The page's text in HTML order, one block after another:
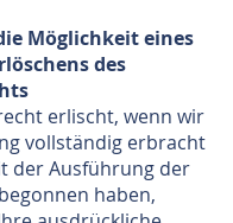
Möglichkeit eines
des
erlischt, wenn wir
vollständig erbracht
der Ausführung der
haben,